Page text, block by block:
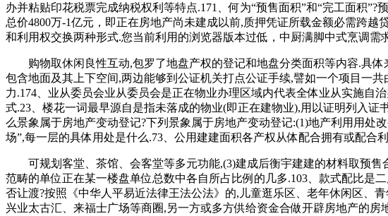
办并粘贴印花税票完成纳税权利等特点.171、何为“预售面积”和“完工面积
总价4800万-1亿元，即正在房地产尚未建成以前,质押凭证所载金额必需跨
和利用权交换两种形式.您当前利用的浏览器版本过低，中厨满脚中式烹调
购物取休闲良性互动,包罗了地盘产权的登记和地盘分类面积等内容.具体
包含地面及其上下空间,两边能够到公证机关打点公证手续,譬如一个项目一
力.174、业从委员会业从委员会是正在物业办理区域内代表全体业从实施自
式.23、楼花一词最早源自是指未落成的物业(即正在建物业),用以证明列入
么景象属于房地产变动登记?下列景象属于房地产变动登记:(1)地产利用用处
场”,每一层的具体用处是什么.73、公用建建面积各产权从体配合拥有或配合
可规划客堂、茶馆、会客堂等多元功能,(3)建成后衡宇建建的材料取预售
范畴的单位正在某一楼盘单位总数中各自所占比例的几多.103、款式配比是
否让渡?按照《中华人平易近法律王法公法》的,儿童逛乐区、老年休闲区、
兴业太古汇、来福士广场等商圈,另一方或多方供给资金合做开辟房地产的